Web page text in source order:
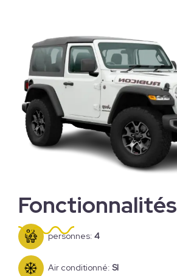
Fonctionnalités
personnes: 4
Air conditionné: SI